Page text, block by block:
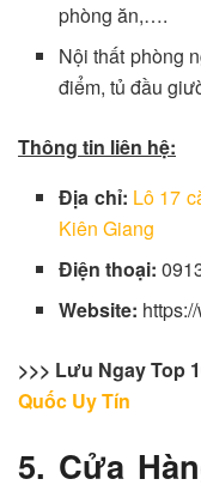
phòng ăn,….
Nội thất phòng
điểm, tủ đầu
Thông tin liên hệ:
Địa chỉ: Lô 17
Kiên Giang
Điện thoại:
Website:
>>> Lưu Ngay Top
Quốc Uy Tín
5. Cửa